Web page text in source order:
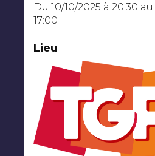
Du 10/10/2025 à 20:30 au
17:00
Lieu